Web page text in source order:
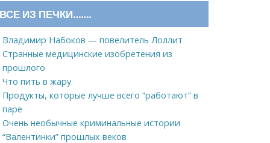
ВСЕ ИЗ ПЕЧКИ…….
Владимир Набоков — повелитель Лоллит
Странные медицинские изобретения из
прошлого
Что пить в жару
Продукты, которые лучше всего “работают” в
паре
Очень необычные криминальные истории
“Валентинки” прошлых веков